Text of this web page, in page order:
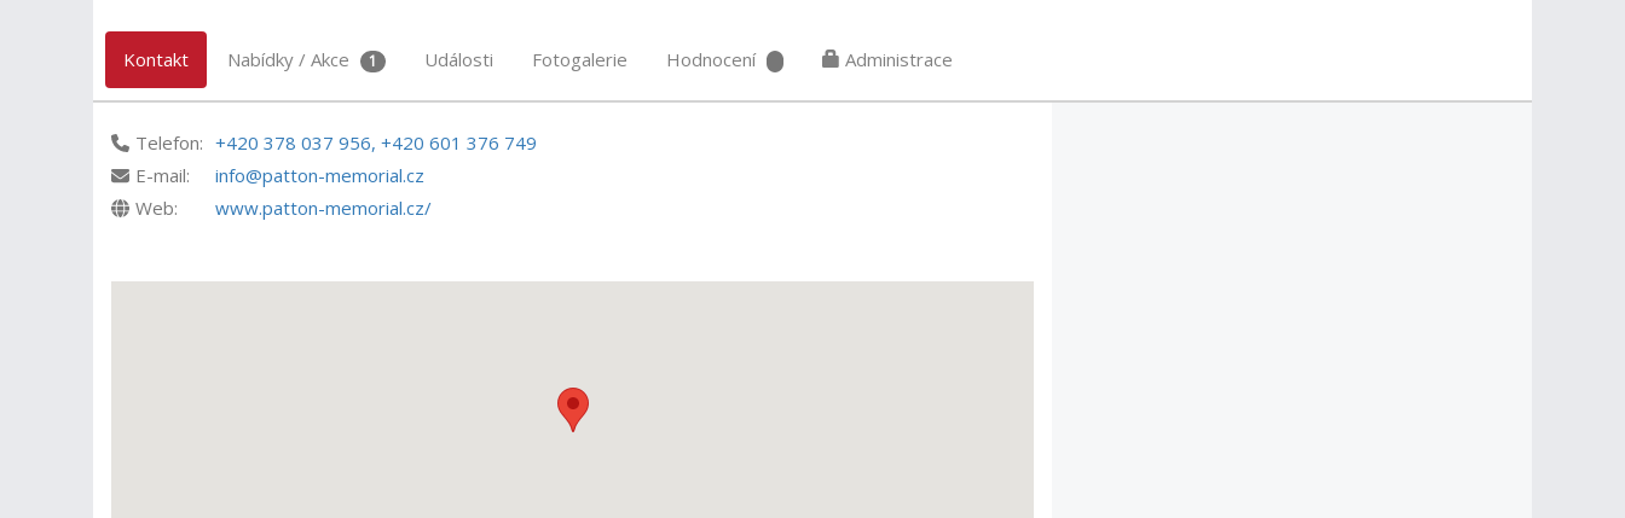
Kontakt Nabídky / Akce 1 Události Fotogalerie Hodnocení Administrace
Telefon: +420 378 037 956, +420 601 376 749
E-mail:
info@patton-memorial.cz
Web:
www.patton-memorial.cz/